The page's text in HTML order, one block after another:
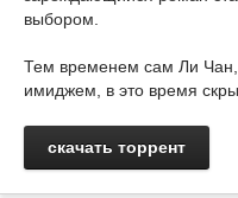
выбором.
Тем временем сам Ли Чан,
имиджем, в это время
скачать торрент